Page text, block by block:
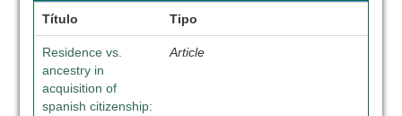
Título Tipo
Residence vs.
ancestry in
acquisition of
spanish citizenship:
Article